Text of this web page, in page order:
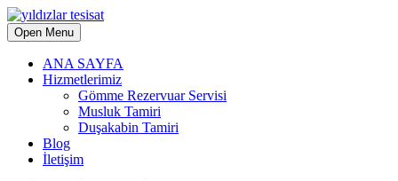
Open Menu
ANA SAYFA
Hizmetlerimiz
Gömme Rezervuar Servisi
Musluk Tamiri
Duşakabin Tamiri
Blog
İletişim